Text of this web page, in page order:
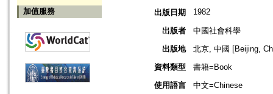
加值服務
出版日期
1982
出版者
中國社會科學
出版地
北京, 中國 [Beijing,
資料類型
書籍=Book
使用語言
中文=Chinese